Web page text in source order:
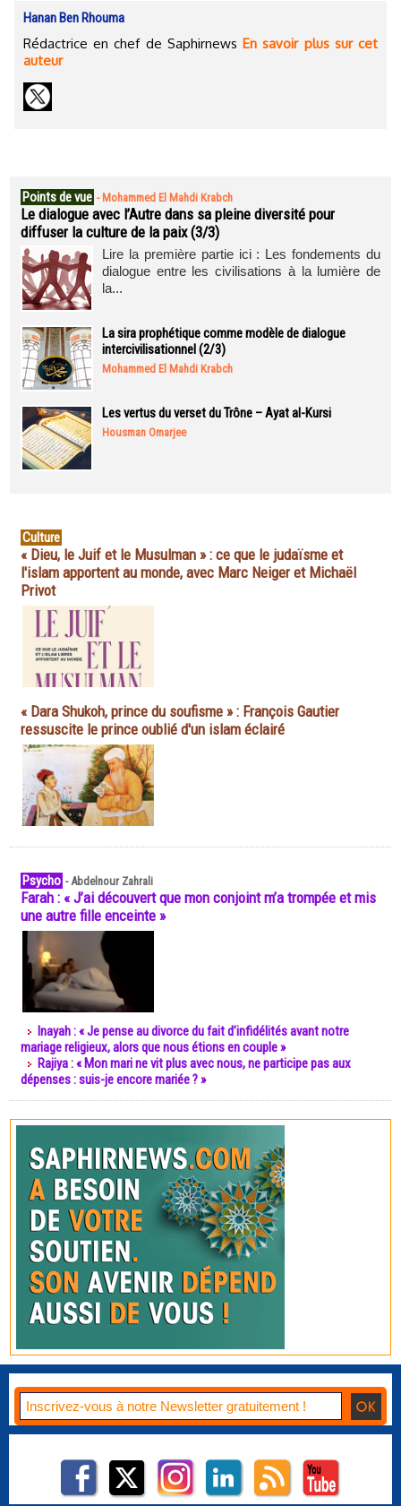
Hanan Ben Rhouma
Rédactrice en chef de Saphirnews En savoir plus sur cet
auteur
Points de vue - Mohammed El Mahdi Krabch
Le dialogue avec l’Autre dans sa pleine diversité pour
diffuser la culture de la paix (3/3)
Lire la première partie ici : Les fondements du
dialogue entre les civilisations à la lumière de
la...
La sira prophétique comme modèle de dialogue
intercivilisationnel (2/3)
Mohammed El Mahdi Krabch
Les vertus du verset du Trône – Ayat al-Kursi
Housman Omarjee
Culture
« Dieu, le Juif et le Musulman » : ce que le judaïsme et
l'islam apportent au monde, avec Marc Neiger et Michaël
Privot
« Dara Shukoh, prince du soufisme » : François Gautier
ressuscite le prince oublié d'un islam éclairé
Psycho -Abdelnour Zahrali
Farah : « J’ai découvert que mon conjoint m’a trompée et mis
une autre fille enceinte »
Inayah : « Je pense au divorce du fait d’infidélités avant notre
mariage religieux, alors que nous étions en couple »
Rajiya : « Mon mari ne vit plus avec nous, ne participe pas aux
dépenses : suis-je encore mariée ? »